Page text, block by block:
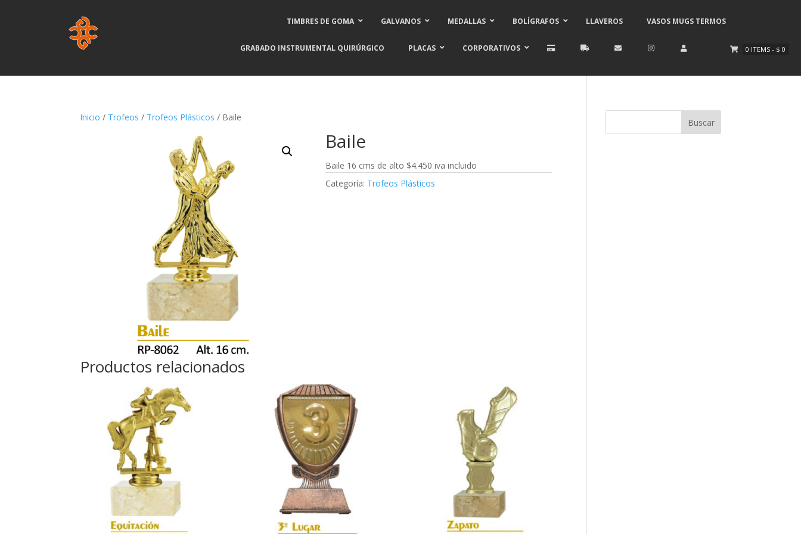
TIMBRES DE GOMA GALVANOS MEDALLAS BOLÍGRAFOS LLAVEROS VASOS MUGS TERMOS
GRABADO INSTRUMENTAL QUIRÚRGICO PLACAS CORPORATIVOS 0 ITEMS - $ 0
Inicio / Trofeos / Trofeos Plásticos / Baile
Baile
Baile 16 cms de alto $4.450 iva incluido
Categoría: Trofeos Plásticos
Productos relacionados